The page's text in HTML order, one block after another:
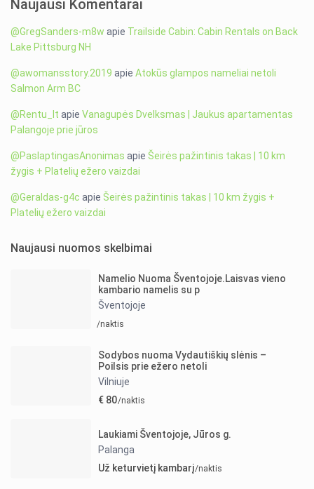
Naujausi Komentarai
@GregSanders-m8w apie Trailside Cabin: Cabin Rentals on Back
Lake Pittsburg NH
@awomansstory.2019 apieAtokūs glampos nameliai netoli
Salmon Arm BC
@Rentu_lt apieVanagupės Dvelksmas | Jaukus apartamentas
Palangoje prie jūros
@PaslaptingasAnonimas apie Šeirės pažintinis takas | 10 km
žygis + Platelių ežero vaizdai
@Geraldas-g4c apie Šeirės pažintinis takas | 10 km žygis +
Platelių ežero vaizdai
Naujausi nuomos skelbimai
Namelio Nuoma Šventojoje.Laisvas vieno
kambario namelis su p
Šventojoje
/naktis
Sodybos nuoma Vydautiškių slėnis –
Poilsis prie ežero netoli
Vilniuje
€ 80/naktis
Laukiami Šventojoje, Jūros g.
Palanga
Už keturvietį kambarį/naktis